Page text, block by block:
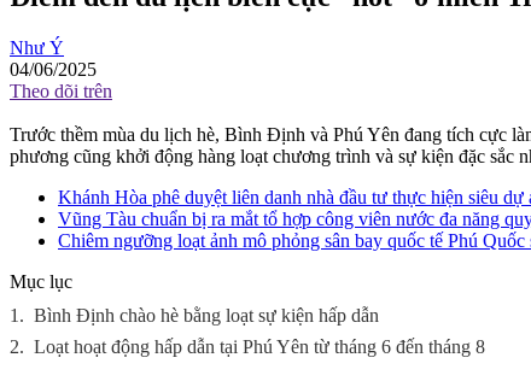
Như Ý
04/06/2025
Theo dõi trên
Trước thềm mùa du lịch hè, Bình Định và Phú Yên đang tích cực
phương cũng khởi động hàng loạt chương trình và sự kiện đặc sắc
Khánh Hòa phê duyệt liên danh nhà đầu tư thực hiện siêu
Vũng Tàu chuẩn bị ra mắt tổ hợp công viên nước đa năng
Chiêm ngưỡng loạt ảnh mô phỏng sân bay quốc tế Phú
Mục lục
1. Bình Định chào hè bằng loạt sự kiện hấp dẫn
2. Loạt hoạt động hấp dẫn tại Phú Yên từ tháng 6 đến tháng 8